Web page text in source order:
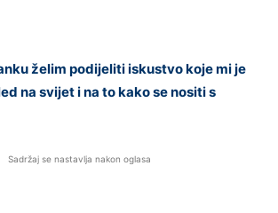
želim podijeliti iskustvo koje mi je
na svijet i na to kako se nositi s
Sadržaj se nastavlja nakon oglasa